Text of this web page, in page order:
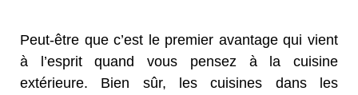
Peut-être que c’est le premier avantage qui vient
à l’esprit quand vous pensez à la cuisine
extérieure. Bien sûr, les cuisines dans les